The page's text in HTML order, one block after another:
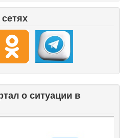
о ситуации в